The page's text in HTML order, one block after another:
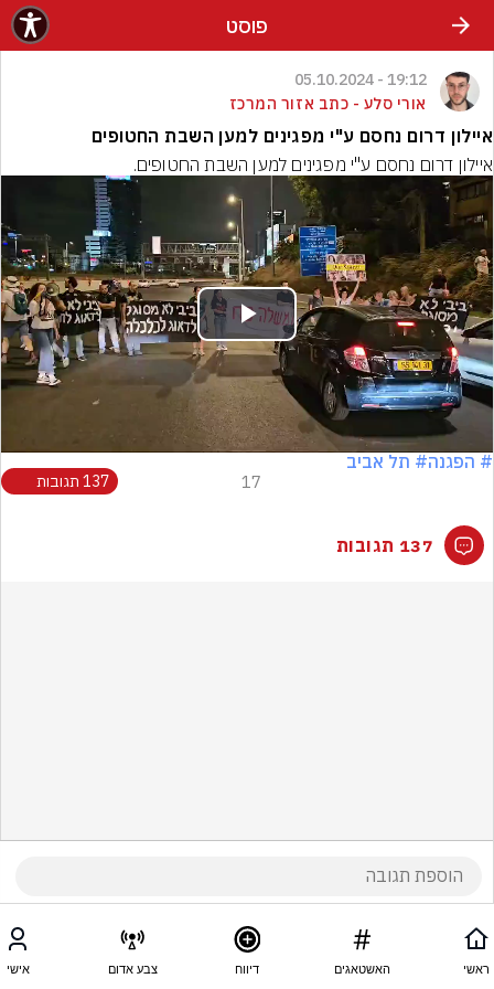
פוסט
19:12 - 05.10.2024
אורי סלע - כתב אזור המרכז
איילון דרום נחסם ע"י מפגינים למען השבת החטופים
איילון דרום נחסם ע"י מפגינים למען השבת החטופים.
Play
Video
# הפגנה# תל אביב
17 137 תגובות
137 תגובות
ראשי האשטאגים דיווח צבע אדום אישי